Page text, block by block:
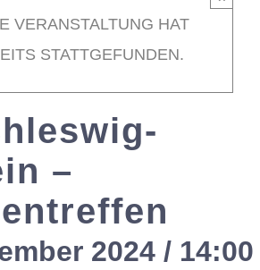
Mitglieder /
VERANSTALTUNG HAT
STATTGEFUNDEN.
–
2024 / 14:00